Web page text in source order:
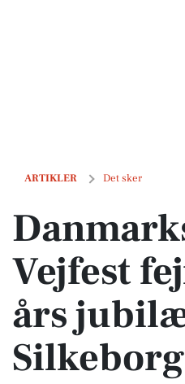
ARTIKLER Det sker
Danmarks Største Vejfest
Vejfest
års
Silkeborg